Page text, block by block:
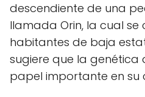
descendiente de una
llamada Orin, la cual
habitantes de baja
sugiere que la genética
papel importante en su